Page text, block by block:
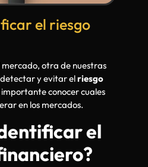
el riesgo
otra de nuestras
y evitar elriesgo
importante conocer cuales
en los mercados.
el